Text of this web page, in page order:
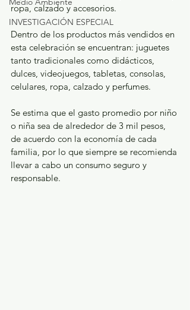
INVESTIGACIÓN ESPECIAL
ropa, calzado y accesorios.
Dentro de los productos más vendidos en
esta celebración se encuentran: juguetes
tanto tradicionales como didácticos,
dulces, videojuegos, tabletas, consolas,
celulares, ropa, calzado y perfumes.
Se estima que el gasto promedio por niño
o niña sea de alrededor de 3 mil pesos,
de acuerdo con la economía de cada
familia, por lo que siempre se recomienda
llevar a cabo un consumo seguro y
responsable.